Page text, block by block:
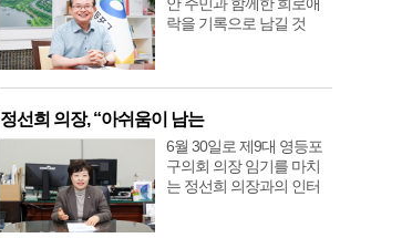
락을 기록으로 남길 것
정선희 의장, “아쉬움이 남는
6월 30일로 제9대 영등포
구의회 의장 임기를 마치
는 정선희 의장과의 인터